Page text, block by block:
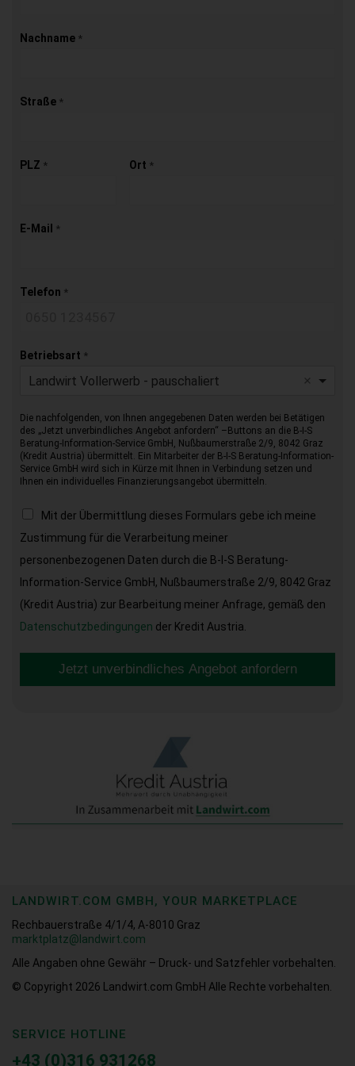
Nachname *
Straße *
PLZ * Ort *
E-Mail *
Telefon *
Betriebsart *
Landwirt Vollerwerb - pauschaliert
Die nachfolgenden, von Ihnen angegebenen Daten werden bei Betätigen
des „Jetzt unverbindliches Angebot anfordern“ –Buttons an die B-I-S
Beratung-Information-Service GmbH, Nußbaumerstraße 2/9, 8042 Graz
(Kredit Austria) übermittelt. Ein Mitarbeiter der B-I-S Beratung-Information-
Service GmbH wird sich in Kürze mit Ihnen in Verbindung setzen und
Ihnen ein individuelles Finanzierungsangebot übermitteln.
Mit der Übermittlung dieses Formulars gebe ich meine
Zustimmung für die Verarbeitung meiner
personenbezogenen Daten durch die B-I-S Beratung-
Information-Service GmbH, Nußbaumerstraße 2/9, 8042 Graz
(Kredit Austria) zur Bearbeitung meiner Anfrage, gemäß den
Datenschutzbedingungen der Kredit Austria.
Jetzt unverbindliches Angebot anfordern
LANDWIRT.COM GMBH, YOUR MARKETPLACE
Rechbauerstraße 4/1/4, A-8010 Graz
marktplatz@landwirt.com
Alle Angaben ohne Gewähr – Druck- und Satzfehler vorbehalten.
© Copyright 2026
Landwirt.com GmbH Alle Rechte vorbehalten.
SERVICE HOTLINE
+43 (0)316 931268